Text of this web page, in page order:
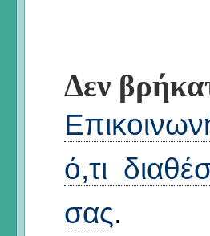
Δεν
ό,τι
σας.